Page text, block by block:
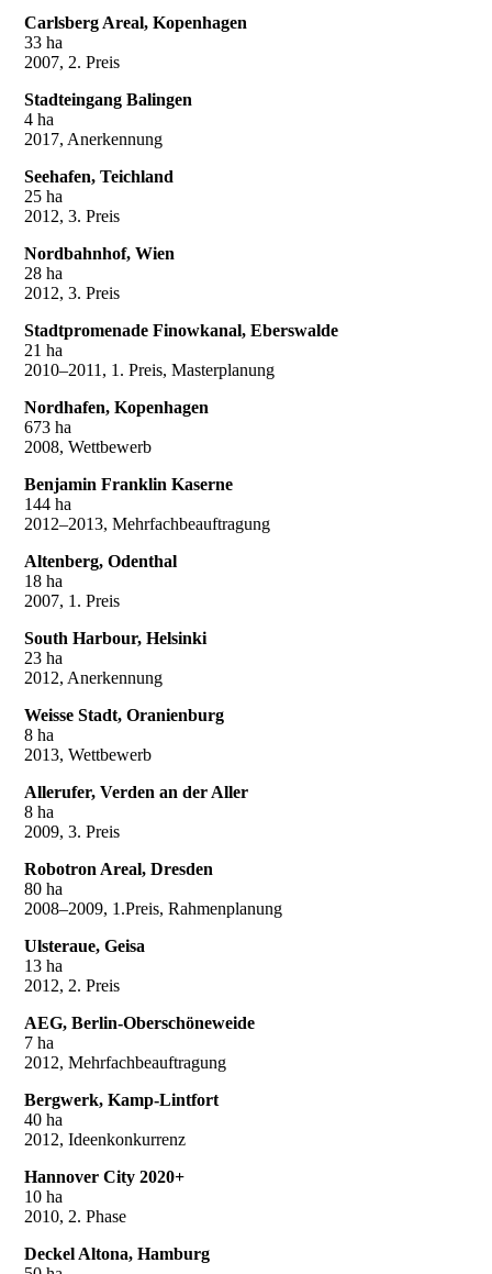
Carlsberg Areal, Kopenhagen
33 ha
2007, 2. Preis
Stadteingang Balingen
4 ha
2017, Anerkennung
Seehafen, Teichland
25 ha
2012, 3. Preis
Nordbahnhof, Wien
28 ha
2012, 3. Preis
Stadtpromenade Finowkanal, Eberswalde
21 ha
2010–2011, 1. Preis, Masterplanung
Nordhafen, Kopenhagen
673 ha
2008, Wettbewerb
Benjamin Franklin Kaserne
144 ha
2012–2013, Mehrfachbeauftragung
Altenberg, Odenthal
18 ha
2007, 1. Preis
South Harbour, Helsinki
23 ha
2012, Anerkennung
Weisse Stadt, Oranienburg
8 ha
2013, Wettbewerb
Allerufer, Verden an der Aller
8 ha
2009, 3. Preis
Robotron Areal, Dresden
80 ha
2008–2009, 1.Preis, Rahmenplanung
Ulsteraue, Geisa
13 ha
2012, 2. Preis
AEG, Berlin-Oberschöneweide
7 ha
2012, Mehrfachbeauftragung
Bergwerk, Kamp-Lintfort
40 ha
2012, Ideenkonkurrenz
Hannover City 2020+
10 ha
2010, 2. Phase
Deckel Altona, Hamburg